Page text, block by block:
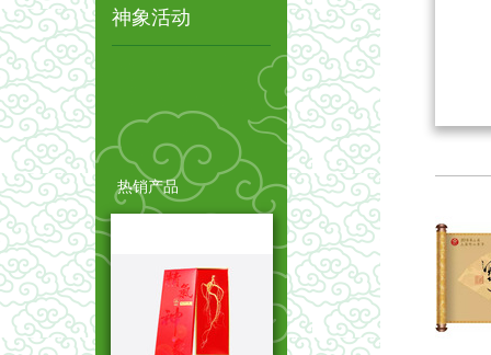
神象活动
热销产品